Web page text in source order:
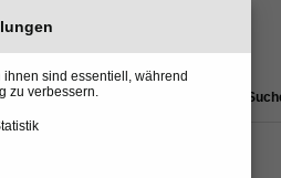
sind essentiell, während
zu verbessern.